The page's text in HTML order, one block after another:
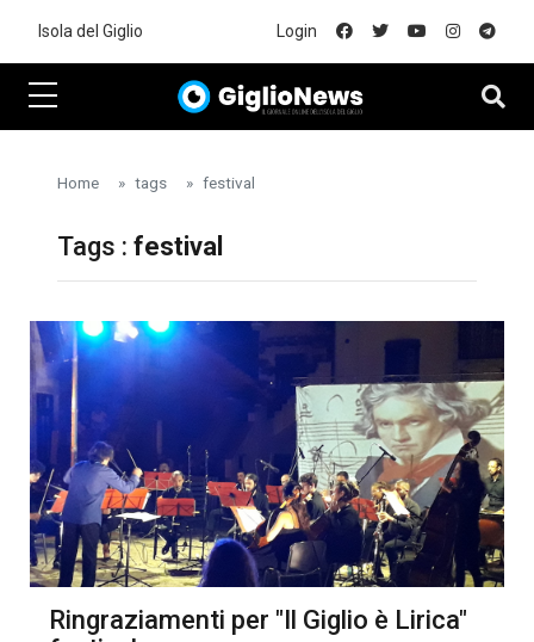
Isola del Giglio Login
Home tags festival
Tags : festival
Ringraziamenti per "Il Giglio è Lirica"